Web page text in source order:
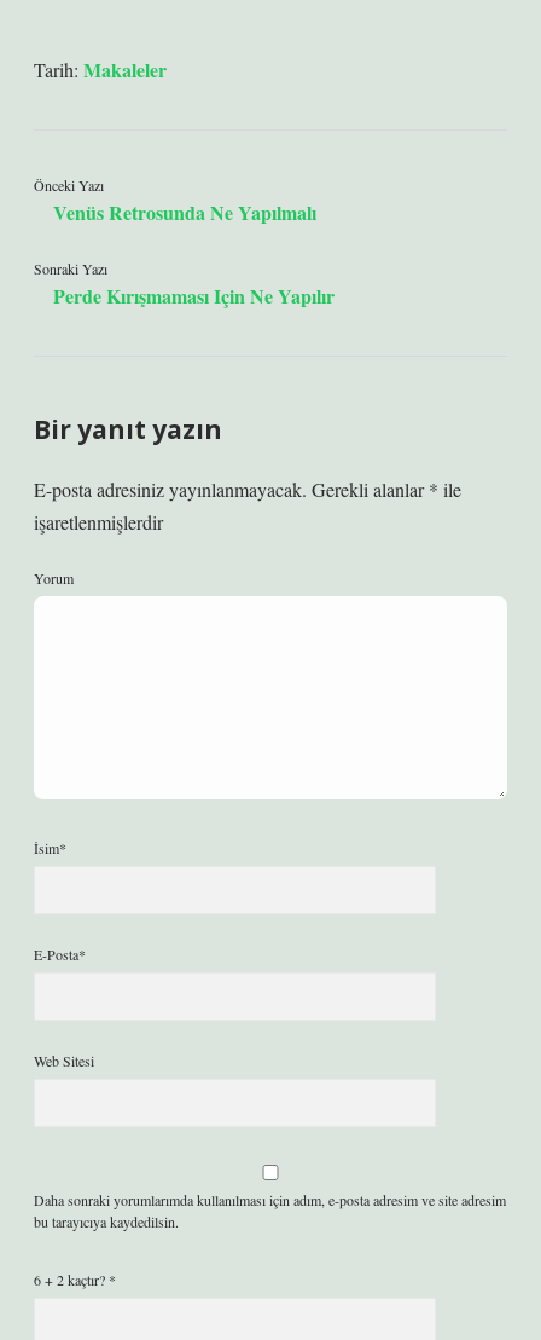
Tarih: Makaleler
Önceki Yazı
Venüs Retrosunda Ne Yapılmalı
Sonraki Yazı
Perde Kırışmaması Için Ne Yapılır
Bir yanıt yazın
E-posta adresiniz yayınlanmayacak. Gerekli alanlar* ile
işaretlenmişlerdir
Yorum
İsim*
E-Posta*
Web Sitesi
Daha sonraki yorumlarımda kullanılması için adım, e-posta adresim ve site adresim
bu tarayıcıya kaydedilsin.
6 + 2 kaçtır? *